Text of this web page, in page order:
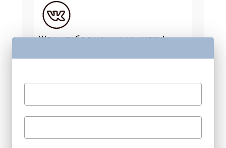
Ждем тебя в наших соцсетях!
Купить журнал
ЖУРНАЛЫ